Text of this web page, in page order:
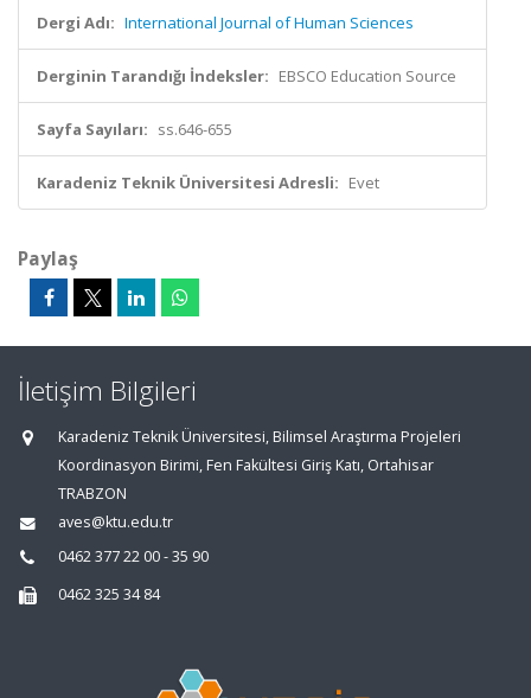
Dergi Adı: International Journal of Human Sciences
Derginin Tarandığı İndeksler: EBSCO Education Source
Sayfa Sayıları: ss.646-655
Karadeniz Teknik Üniversitesi Adresli: Evet
Paylaş
İletişim Bilgileri
Karadeniz Teknik Üniversitesi, Bilimsel Araştırma Projeleri
Koordinasyon Birimi, Fen Fakültesi Giriş Katı, Ortahisar
TRABZON
aves@ktu.edu.tr
0462 377 22 00 - 35 90
0462 325 34 84